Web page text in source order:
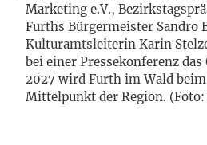
Marketing e.V.,
Furths Bürgermeister Sandro
Kulturamtsleiterin Karin
bei einer Pressekonferenz das
2027 wird Furth im Wald
Mittelpunkt der Region.